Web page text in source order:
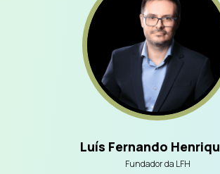
Luís Fernando
Fundador da LFH